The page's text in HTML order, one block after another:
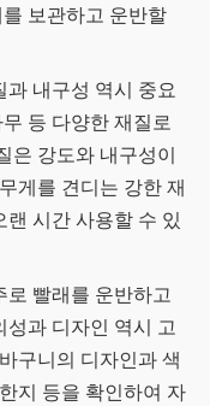
보관하고 운반할
과 내구성 역시 중요
등 다양한 재질로
은 강도와 내구성이
게를 견디는 강한 재
시간 사용할 수 있
로 빨래를 운반하고
과 디자인 역시 고
구니의 디자인과 색
지 등을 확인하여 자